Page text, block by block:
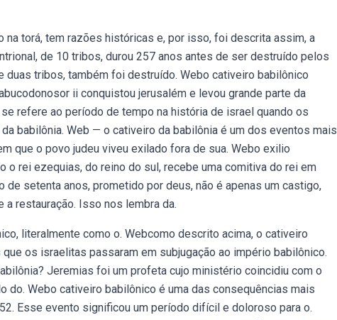
torá, tem razões históricas e, por isso, foi descrita assim, a
de 10 tribos, durou 257 anos antes de ser destruído pelos
duas tribos, também foi destruído. Webo cativeiro babilônico
ii conquistou jerusalém e levou grande parte da
refere ao período de tempo na história de israel quando os
babilônia. Web — o cativeiro da babilônia é um dos eventos mais
que o povo judeu viveu exilado fora de sua. Webo exilio
o rei ezequias, do reino do sul, recebe uma comitiva do rei em
setenta anos, prometido por deus, não é apenas um castigo,
a restauração. Isso nos lembra da.
literalmente como o. Webcomo descrito acima, o cativeiro
os israelitas passaram em subjugação ao império babilônico.
Jeremias foi um profeta cujo ministério coincidiu com o
Webo cativeiro babilônico é uma das consequências mais
Esse evento significou um período difícil e doloroso para o.